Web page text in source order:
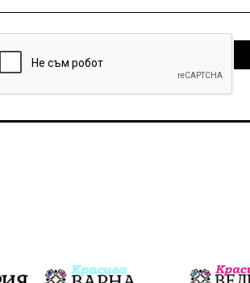
приказка Красота Асеневци
Виртуална разходка из епохите
С грижа за околната среда
Средно село Нови пазар